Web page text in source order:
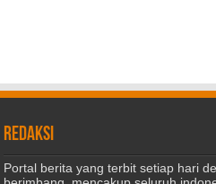
REDAKSI
Portal berita yang terbit setiap hari